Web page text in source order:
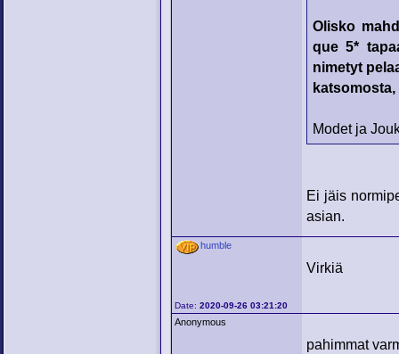
Olisko
que 5*
nimetyt
Modet ja
Ei jäis
asian.
humble
Date:2020-09-26 03:21:20
Virkiä
Anonymous
pahimmat